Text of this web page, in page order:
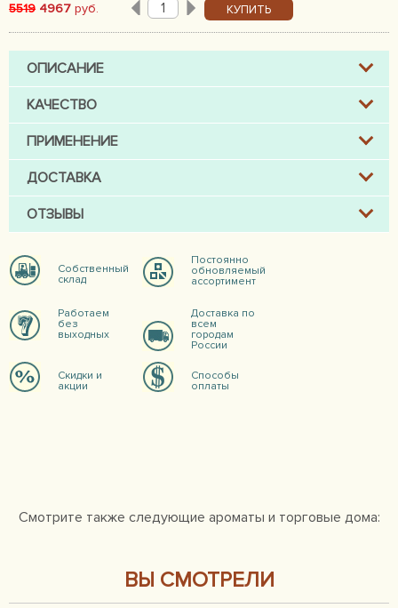
5519 4967 руб. КУПИТЬ
ОПИСАНИЕ
КАЧЕСТВО
ПРИМЕНЕНИЕ
ДОСТАВКА
ОТЗЫВЫ
Собственный
склад
Постоянно
обновляемый
ассортимент
Работаем
без
выходных
Доставка по
всем
городам
России
Скидки и
акции
Способы
оплаты
Смотрите также следующие ароматы и торговые дома:
ВЫ СМОТРЕЛИ